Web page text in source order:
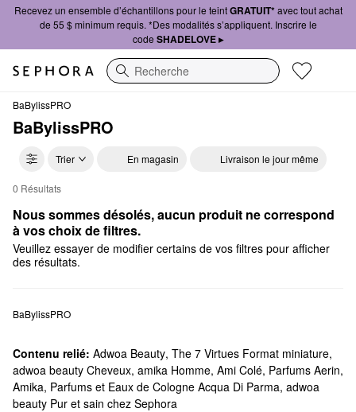
Recevez un ensemble d’échantillons pour le teintGRATUIT*avec tout achat
de 55 $ minimum requis. *Des modalités s’appliquent. Inscrire le
code SHADELOVE ▸
Recherche
BaBylissPRO
BaBylissPRO
Trier En magasin Livraison le jour même
BaBylissPRO Accessories
0 Résultats
Nous sommes désolés, aucun produit ne correspond
à vos choix de filtres.
Veuillez essayer de modifier certains de vos filtres pour afficher
des résultats.
BaBylissPRO
Contenu relié: Adwoa Beauty, The 7 Virtues Format miniature,
adwoa beauty Cheveux, amika Homme, Ami Colé, Parfums Aerin,
Amika, Parfums et Eaux de Cologne Acqua Di Parma, adwoa
beauty Pur et sain chez Sephora